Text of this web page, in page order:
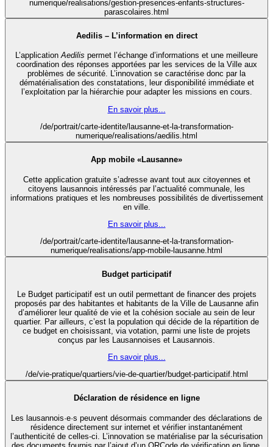
numerique/realisations/gestion-presences-enfants-structures-
parascolaires.html
Aedilis – L’information en direct
L’applicationAedilis permet l’échange d’informations et une meilleure
coordination des réponses apportées par les services de la Ville aux
problèmes de sécurité. L’innovation se caractérise donc par la
dématérialisation des constatations, leur disponibilité immédiate et
l’exploitation par la hiérarchie pour adapter les missions en cours.
En savoir plus...
/de/portrait/carte-identite/lausanne-et-la-transformation-
numerique/realisations/aedilis.html
App mobile «Lausanne»
Cette application gratuite s’adresse avant tout aux citoyennes et
citoyens lausannois intéressés par l’actualité communale, les
informations pratiques et les nombreuses possibilités de divertissement
en ville.
En savoir plus...
/de/portrait/carte-identite/lausanne-et-la-transformation-
numerique/realisations/app-mobile-lausanne.html
Budget participatif
Le Budget participatif est un outil permettant de financer des projets
proposés par des habitantes et habitants de la Ville de Lausanne afin
d’améliorer leur qualité de vie et la cohésion sociale au sein de leur
quartier. Par ailleurs, c’est la population qui décide de la répartition de
ce budget en choisissant, via votation, parmi une liste de projets
conçus par les Lausannoises et Lausannois.
En savoir plus...
/de/vie-pratique/quartiers/vie-de-quartier/budget-participatif.html
Déclaration de résidence en ligne
Les lausannois·e·s peuvent désormais commander des déclarations de
résidence directement sur internet et vérifier instantanément
l’authenticité de celles-ci. L’innovation se matérialise par la sécurisation